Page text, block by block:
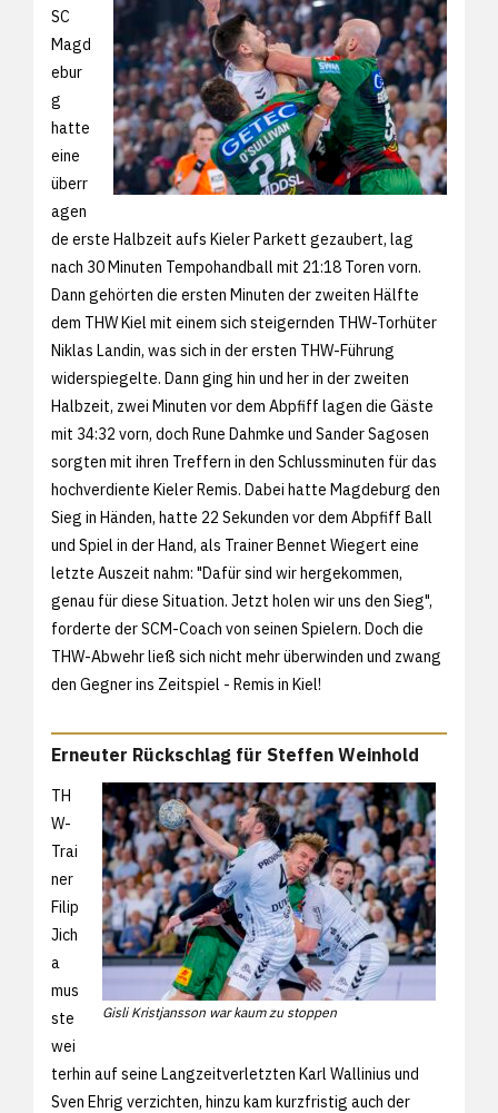
SC
Magd
ebur
g
hatte
eine
überr
agen
de erste Halbzeit aufs Kieler Parkett gezaubert, lag
nach 30 Minuten Tempohandball mit 21:18 Toren vorn.
Dann gehörten die ersten Minuten der zweiten Hälfte
dem THW Kiel mit einem sich steigernden THW-Torhüter
Niklas Landin, was sich in der ersten THW-Führung
widerspiegelte. Dann ging hin und her in der zweiten
Halbzeit, zwei Minuten vor dem Abpfiff lagen die Gäste
mit 34:32 vorn, doch Rune Dahmke und Sander Sagosen
sorgten mit ihren Treffern in den Schlussminuten für das
hochverdiente Kieler Remis. Dabei hatte Magdeburg den
Sieg in Händen, hatte 22 Sekunden vor dem Abpfiff Ball
und Spiel in der Hand, als Trainer Bennet Wiegert eine
letzte Auszeit nahm: "Dafür sind wir hergekommen,
genau für diese Situation. Jetzt holen wir uns den Sieg",
forderte der SCM-Coach von seinen Spielern. Doch die
THW-Abwehr ließ sich nicht mehr überwinden und zwang
den Gegner ins Zeitspiel - Remis in Kiel!
Erneuter Rückschlag für Steffen Weinhold
Gisli Kristjansson war kaum zu stoppen
TH
W-
Trai
ner
Filip
Jich
a
mus
ste
wei
terhin auf seine Langzeitverletzten Karl Wallinius und
Sven Ehrig verzichten, hinzu kam kurzfristig auch der